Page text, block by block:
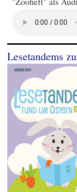
Lesetandems